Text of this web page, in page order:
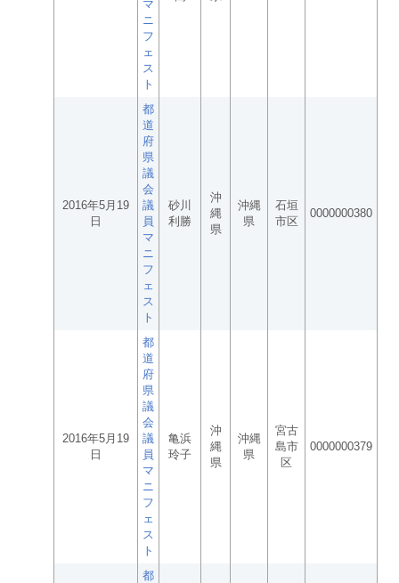
マ
ニ
フ
ェ
ス
ト
2016年5月19
日
都
道
府
県
議
会
議
員
マ
ニ
フ
ェ
ス
ト
砂川
利勝
沖
縄
県
沖縄
県
石垣
市区
0000000380
2016年5月19
日
都
道
府
県
議
会
議
員
マ
ニ
フ
ェ
ス
ト
亀浜
玲子
沖
縄
県
沖縄
県
宮古
島市
区
0000000379
都